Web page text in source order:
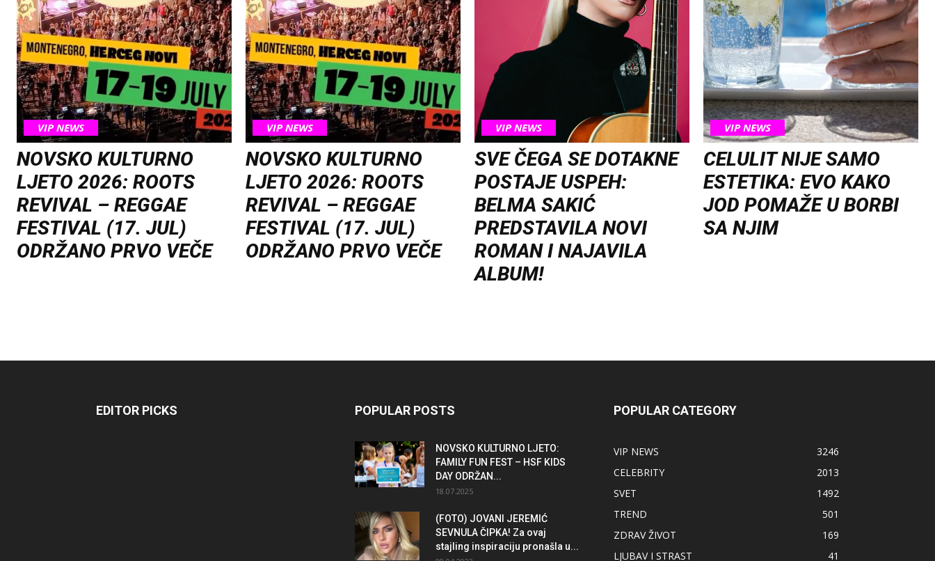
VIP NEWS
NOVSKO KULTURNO
LJETO 2026: ROOTS
REVIVAL – REGGAE
FESTIVAL (17. JUL)
ODRŽANO PRVO VEČE
VIP NEWS
NOVSKO KULTURNO
LJETO 2026: ROOTS
REVIVAL – REGGAE
FESTIVAL (17. JUL)
ODRŽANO PRVO VEČE
VIP NEWS
SVE ČEGA SE DOTAKNE
POSTAJE USPEH:
BELMA SAKIĆ
PREDSTAVILA NOVI
ROMAN I NAJAVILA
ALBUM!
VIP NEWS
CELULIT NIJE SAMO
ESTETIKA: EVO KAKO
JOD POMAŽE U BORBI
SA NJIM
EDITOR PICKS POPULAR POSTS
NOVSKO KULTURNO LJETO:
FAMILY FUN FEST – HSF KIDS
DAY ODRŽAN...
18.07.2025
(FOTO) JOVANI JEREMIĆ
SEVNULA ČIPKA! Za ovaj
stajling inspiraciju pronašla u...
POPULAR CATEGORY
VIP NEWS
3246
CELEBRITY
2013
SVET
1492
TREND
501
ZDRAV ŽIVOT
169
LJUBAV I STRAST
41